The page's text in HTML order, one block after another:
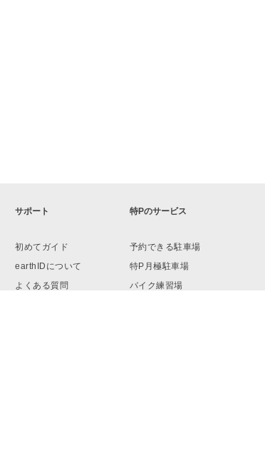
サポート
初めてガイド
earthIDについて
よくある質問
特Pのサービス
予約できる駐車場
特P月極駐車場
バイク練習場